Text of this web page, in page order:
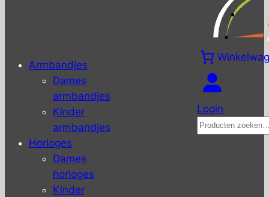
Armbandjes
Dames
armbandjes
Kinder
armbandjes
Horloges
Dames
horloges
Kinder
Login
Zoeken